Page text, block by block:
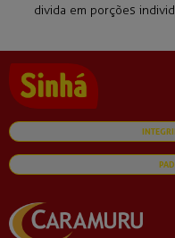
divida em porções